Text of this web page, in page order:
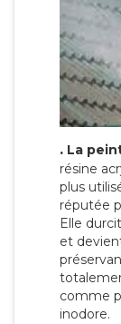
. La
résine
plus
réputée
Elle
et
comme
inodore.